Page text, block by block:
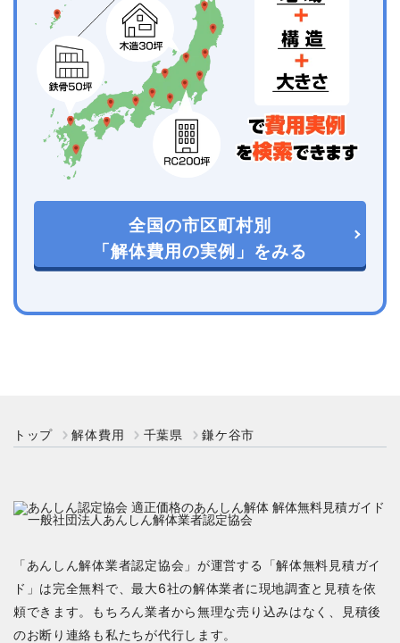
全国の市区町村別
「解体費用の実例」をみる
トップ 解体費用 千葉県 鎌ケ谷市
「あんしん解体業者認定協会」が運営する「解体無料見積ガイ
ド」は完全無料で、最大6社の解体業者に現地調査と見積を依
頼できます。もちろん業者から無理な売り込みはなく、見積後
のお断り連絡も私たちが代行します。